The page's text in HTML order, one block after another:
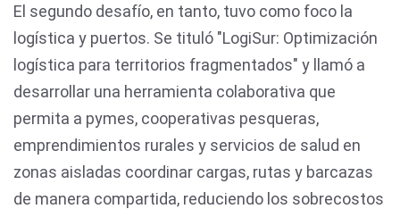
El segundo desafío, en tanto, tuvo como foco la
logística y puertos. Se tituló "LogiSur: Optimización
logística para territorios fragmentados" y llamó a
desarrollar una herramienta colaborativa que
permita a pymes, cooperativas pesqueras,
emprendimientos rurales y servicios de salud en
zonas aisladas coordinar cargas, rutas y barcazas
de manera compartida, reduciendo los sobrecostos